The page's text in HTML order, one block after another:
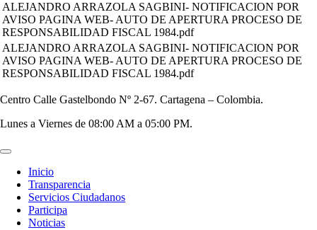
ALEJANDRO ARRAZOLA SAGBINI- NOTIFICACION POR
AVISO PAGINA WEB- AUTO DE APERTURA PROCESO DE
RESPONSABILIDAD FISCAL 1984.pdf
ALEJANDRO ARRAZOLA SAGBINI- NOTIFICACION POR
AVISO PAGINA WEB- AUTO DE APERTURA PROCESO DE
RESPONSABILIDAD FISCAL 1984.pdf
Centro Calle Gastelbondo Nº 2-67. Cartagena – Colombia.
Lunes a Viernes de 08:00 AM a 05:00 PM.
Inicio
Transparencia
Servicios Ciudadanos
Participa
Noticias